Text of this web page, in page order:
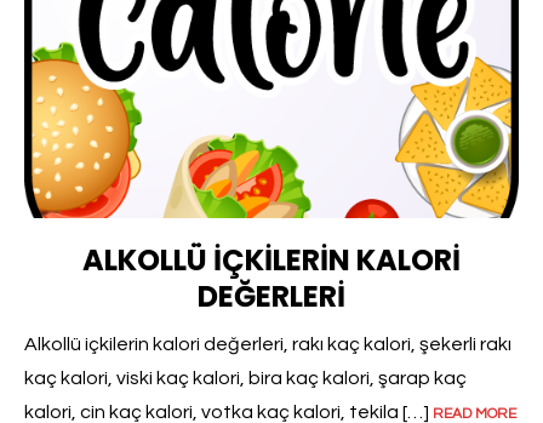
ALKOLLÜ İÇKILERIN KALORI
DEĞERLERI
Alkollü içkilerin kalori değerleri, rakı kaç kalori, şekerli rakı
kaç kalori, viski kaç kalori, bira kaç kalori, şarap kaç
kalori, cin kaç kalori, votka kaç kalori, tekila […] READ MORE